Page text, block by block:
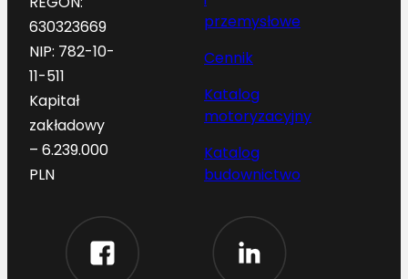
630323669
NIP: 782-10-
11-511
Kapitał
zakładowy
– 6.239.000
PLN
przemysłowe
Cennik
Katalog
motoryzacyjny
Katalog
budownictwo